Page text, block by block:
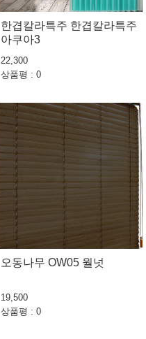
한겹칼라특주 한겹칼라특주
아쿠아3
22,300
상품평 : 0
오동나무 OW05 월넛
19,500
상품평 : 0